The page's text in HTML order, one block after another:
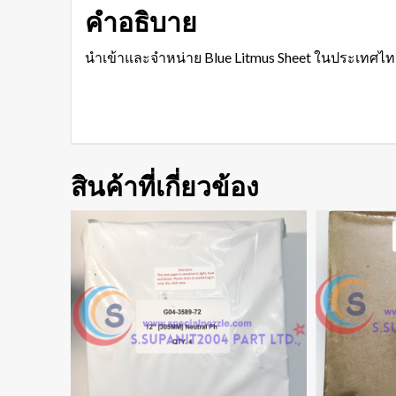
คำอธิบาย
นำเข้าและจำหน่าย Blue Litmus Sheet ในประเทศไ
สินค้าที่เกี่ยวข้อง